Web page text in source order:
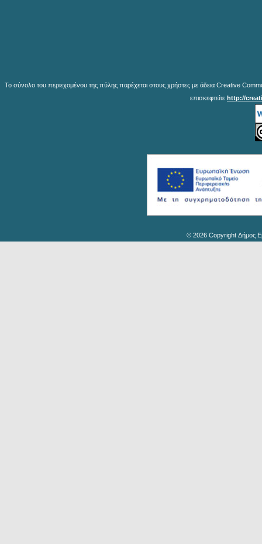
Το σύνολο του περιεχομένου της πύλης παρέχεται στους χρήστες με άδεια Creative
επισκεφτείτε http://
© 2026 Copyright Δήμος